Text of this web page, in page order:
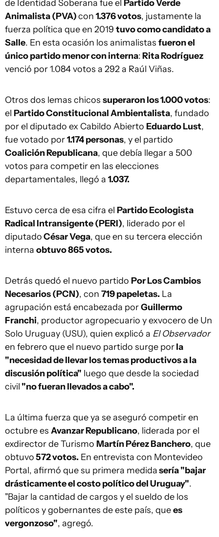
de Identidad Soberana fue el Partido Verde
Animalista (PVA)con 1.376 votos, justamente la
fuerza política que en 2019 tuvo como candidato a
Salle. En esta ocasión los animalistas fueron el
único partido menor con interna:Rita Rodríguez
venció por 1.084 votos a 292 a Raúl Viñas.
Otros dos lemas chicos superaron los 1.000 votos:
el Partido Constitucional Ambientalista, fundado
por el diputado ex Cabildo Abierto Eduardo Lust,
fue votado por1.174 personas, y el partido
Coalición Republicana, que debía llegar a 500
votos para competir en las elecciones
departamentales, llegó a 1.037.
Estuvo cerca de esa cifra el Partido Ecologista
Radical Intransigente (PERI), liderado por el
diputadoCésar Vega, que en su tercera elección
interna obtuvo 865 votos.
Detrás quedó el nuevo partido Por Los Cambios
Necesarios (PCN), con 719 papeletas. La
agrupación está encabezada porGuillermo
Franchi, productor agropecuario y exvocero de Un
Solo Uruguay (USU), quien explicó a El Observador
en febrero que el nuevo partido surge porla
"necesidad de llevar los temas productivos a la
discusión política" luego que desde la sociedad
civil "no fueran llevados a cabo".
La última fuerza que ya se aseguró competir en
octubre es Avanzar Republicano, liderada por el
exdirector de Turismo Martín Pérez Banchero, que
obtuvo572 votos. En entrevista con Montevideo
Portal, afirmó que su primera medidasería "bajar
drásticamente el costo político del Uruguay".
"Bajar la cantidad de cargos y el sueldo de los
políticos y gobernantes de este país, quees
vergonzoso", agregó.